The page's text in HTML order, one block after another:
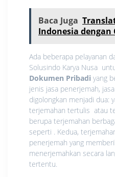
Baca Juga
Indonesia
Ada beberapa pelayanan
Solusindo Karya Nusa
Dokumen Pribadi yang
jenis jasa penerjemah,
digolongkan menjadi dua:
terjemahan tertulis atau
berupa terjemahan
seperti . Kedua,
penerjemah yang
menerjemahkan secara
tertentu.